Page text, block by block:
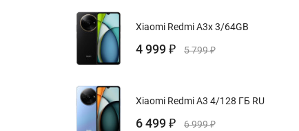
Xiaomi Redmi A3x 3/64GB
4 999 ₽ 5 799₽
Xiaomi Redmi A3 4/128 ГБ RU
6 499 ₽ 6 999₽